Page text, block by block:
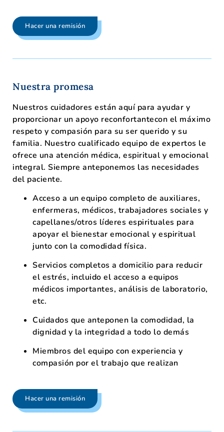
Hacer una remisión
Nuestra promesa
Nuestros cuidadores están aquí para ayudar y
proporcionar un apoyo reconfortantecon el máximo
respeto y compasión para su ser querido y su
familia. Nuestro cualificado equipo de expertos le
ofrece una atención médica, espiritual y emocional
integral. Siempre anteponemos las necesidades
del paciente.
Acceso a un equipo completo de auxiliares,
enfermeras, médicos, trabajadores sociales y
capellanes/otros líderes espirituales para
apoyar el bienestar emocional y espiritual
junto con la comodidad física.
Servicios completos a domicilio para reducir
el estrés, incluido el acceso a equipos
médicos importantes, análisis de laboratorio,
etc.
Cuidados que anteponen la comodidad, la
dignidad y la integridad a todo lo demás
Miembros del equipo con experiencia y
compasión por el trabajo que realizan
Hacer una remisión